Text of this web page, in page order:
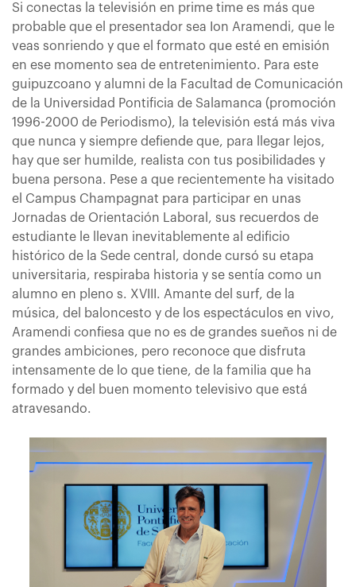
Si conectas la televisión en prime time es más que
probable que el presentador sea Ion Aramendi, que le
veas sonriendo y que el formato que esté en emisión
en ese momento sea de entretenimiento. Para este
guipuzcoano y alumni de la Facultad de Comunicación
de la Universidad Pontificia de Salamanca (promoción
1996-2000 de Periodismo), la televisión está más viva
que nunca y siempre defiende que, para llegar lejos,
hay que ser humilde, realista con tus posibilidades y
buena persona. Pese a que recientemente ha visitado
el Campus Champagnat para participar en unas
Jornadas de Orientación Laboral, sus recuerdos de
estudiante le llevan inevitablemente al edificio
histórico de la Sede central, donde cursó su etapa
universitaria, respiraba historia y se sentía como un
alumno en pleno s. XVIII. Amante del surf, de la
música, del baloncesto y de los espectáculos en vivo,
Aramendi confiesa que no es de grandes sueños ni de
grandes ambiciones, pero reconoce que disfruta
intensamente de lo que tiene, de la familia que ha
formado y del buen momento televisivo que está
atravesando.